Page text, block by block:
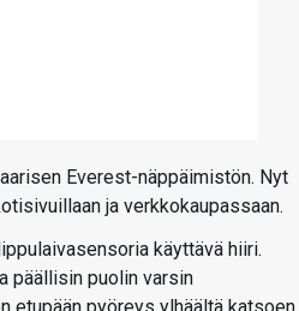
Everest-näppäimistön. Nyt
ja verkkokaupassaan.
käyttävä hiiri.
päällisin puolin varsin